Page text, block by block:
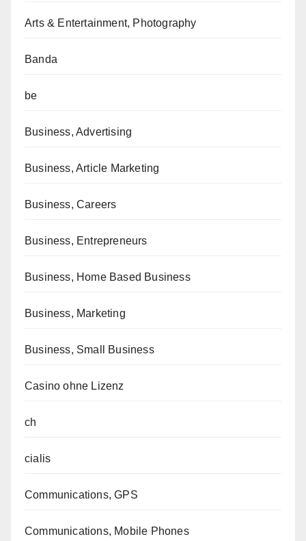
Arts & Entertainment, Photography
Banda
be
Business, Advertising
Business, Article Marketing
Business, Careers
Business, Entrepreneurs
Business, Home Based Business
Business, Marketing
Business, Small Business
Casino ohne Lizenz
ch
cialis
Communications, GPS
Communications, Mobile Phones